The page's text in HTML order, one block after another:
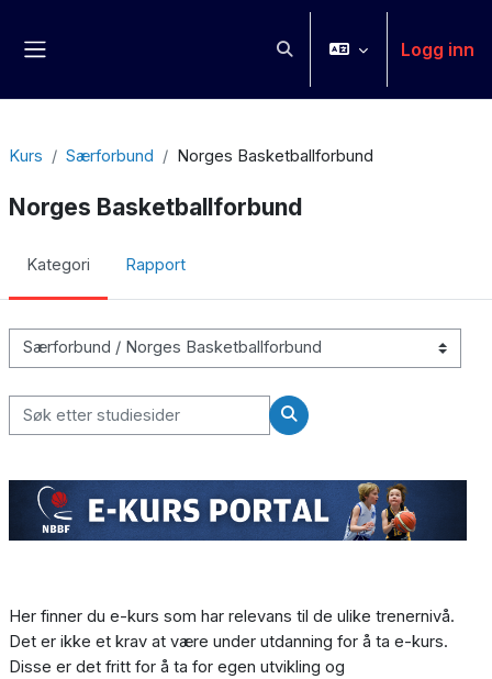
Veksle inndata for søkLogg inn
Kurs Særforbund Norges Basketballforbund
Norges Basketballforbund
Kategori Rapport
Kurskategoriar
Søk etter studiesider
Søk etter studiesider
Her finner du e-kurs som har relevans til de ulike trenernivå.
Det er ikke et krav at være under utdanning for å ta e-kurs.
Disse er det fritt for å ta for egen utvikling og